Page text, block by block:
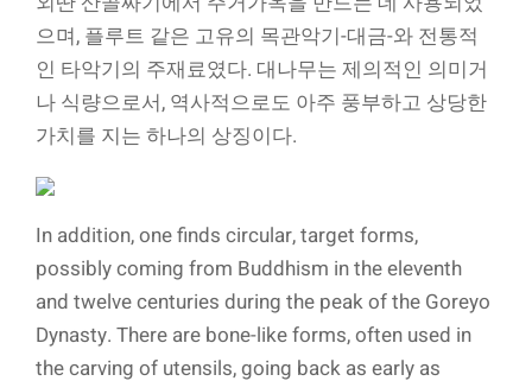
으며, 플루트 같은 고유의 목관악기-대금-와 전통적
인 타악기의 주재료였다. 대나무는 제의적인 의미거
나 식량으로서, 역사적으로도 아주 풍부하고 상당한
가치를 지는 하나의 상징이다.
In addition, one finds circular, target forms,
possibly coming from Buddhism in the eleventh
and twelve centuries during the peak of the Goreyo
Dynasty. There are bone-like forms, often used in
the carving of utensils, going back as early as